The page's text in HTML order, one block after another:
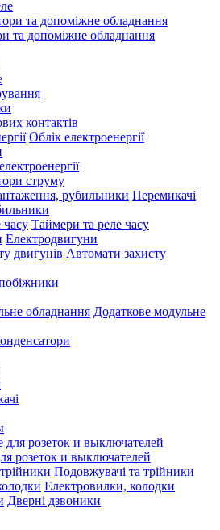
та допоміжне обладнання
контактів
Облік електроенергії
струму
Перемикачі
Таймери та реле часу
Електродвигуни
Автомати захисту
Додаткове модульне
розеток и выключателей
Подовжувачі та трійники
Електровилки, колодки
Дверні дзвоники